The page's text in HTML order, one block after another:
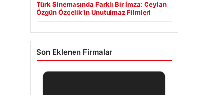
Türk Sinemasında Farklı Bir İmza: Ceylan
Özgün Özçelik’in Unutulmaz Filmleri
Son Eklenen Firmalar